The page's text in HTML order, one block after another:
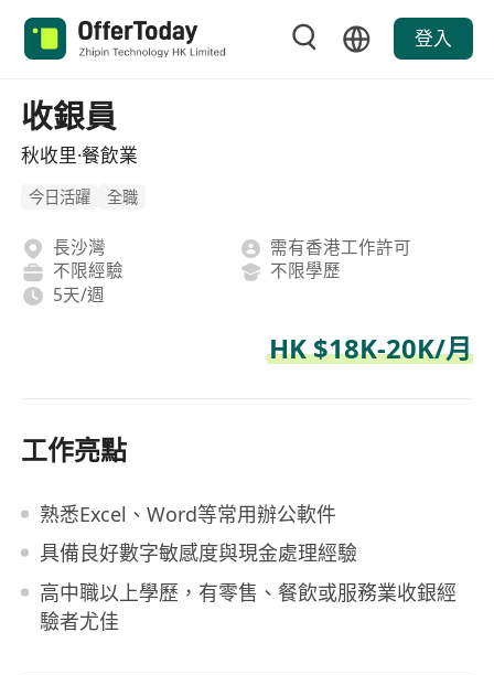
登入
收銀員
秋收里·餐飲業
今日活躍 全職
長沙灣
需有香港工作許可
不限經驗
不限學歷
5天/週
HK $18K-20K/月
工作亮點
熟悉Excel、Word等常用辦公軟件
具備良好數字敏感度與現金處理經驗
高中職以上學歷，有零售、餐飲或服務業收銀經
驗者尤佳